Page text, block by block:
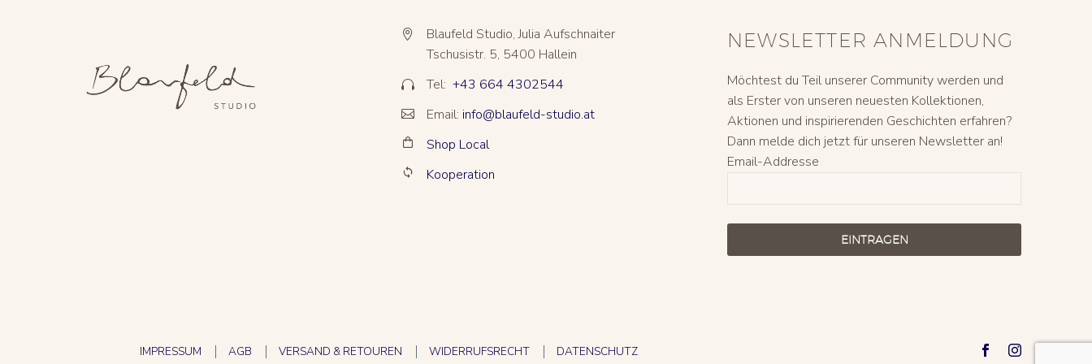


Blaufeld Studio, Julia Aufschnaiter
Tschusistr. 5, 5400 Hallein

 Tel: +43 664 4302544

 Email: info@blaufeld-studio.at

 Shop Local

 Kooperation
NEWSLETTER ANMELDUNG
Möchtest du Teil unserer Community werden und
als Erster von unseren neuesten Kollektionen,
Aktionen und inspirierenden Geschichten erfahren?
Dann melde dich jetzt für unseren Newsletter an!
Email-Addresse
EINTRAGEN
IMPRESSUM AGB VERSAND & RETOUREN WIDERRUFSRECHT DATENSCHUTZ